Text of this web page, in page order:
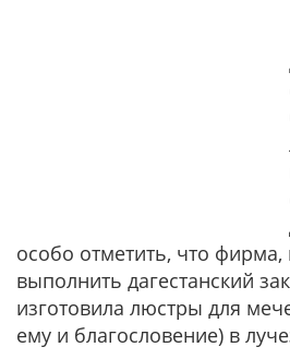
особо отметить, что фирма,
выполнить дагестанский
изготовила люстры для
ему и благословение) в